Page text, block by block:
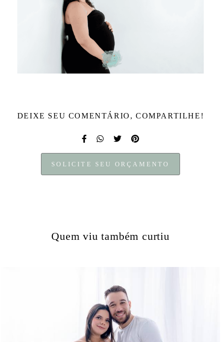
DEIXE SEU COMENTÁRIO, COMPARTILHE!
SOLICITE SEU ORÇAMENTO
Quem viu também curtiu